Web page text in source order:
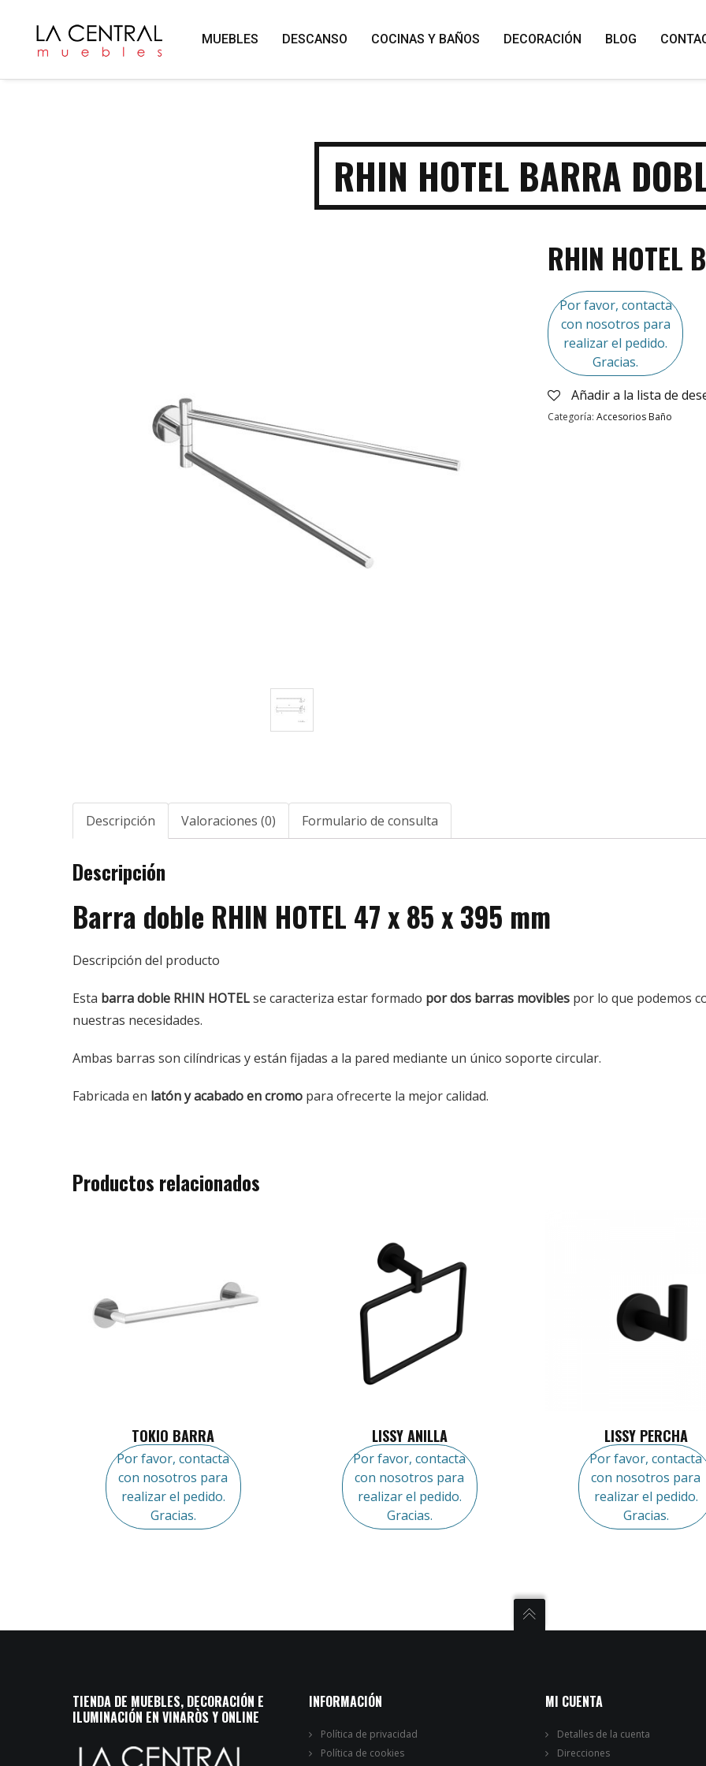
MUEBLES DESCANSO COCINAS Y BAÑOS DECORACIÓN BLOG
RHIN HOTEL BARRA
RHIN HOTEL
Por favor, contacta
con nosotros para
realizar el pedido.
Gracias.
Añadir a la lista de
Categoría:Accesorios Baño
Descripción Valoraciones (0) Formulario de consulta
Descripción
Barra doble RHIN HOTEL 47 x 85 x 395 mm
Descripción del producto
Esta barra doble RHIN HOTELse caracteriza estar formado por dos barras movibles por lo que podemos
nuestras necesidades.
Ambas barras son cilíndricas y están fijadas a la pared mediante un único soporte circular.
Fabricada en latón y acabado en cromo para ofrecerte la mejor calidad.
Productos relacionados
TOKIO BARRA
Por favor, contacta
con nosotros para
realizar el pedido.
Gracias.
LISSY ANILLA
Por favor, contacta
con nosotros para
realizar el pedido.
Gracias.
LISSY PERCHA
Por favor, contacta
con nosotros para
realizar el pedido.
Gracias.
TIENDA DE MUEBLES, DECORACIÓN E
ILUMINACIÓN EN VINARÒS Y ONLINE
INFORMACIÓN
Política de privacidad
Política de cookies
MI CUENTA
Detalles de la cuenta
Direcciones